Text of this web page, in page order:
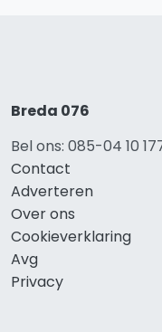
Breda 076
Bel ons: 085-04 10
Contact
Adverteren
Over ons
Cookieverklaring
Avg
Privacy